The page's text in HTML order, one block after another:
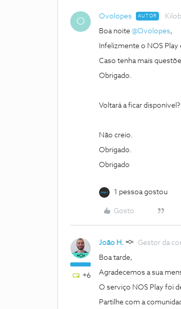
O Ovolopes AUTOR
Boa noite ​ @Ovolopes,
Infelizmente o NOS
Caso tenha mais
Obrigado.
Voltará a ficar disponível?
Não creio.
Obrigado.
Obrigado
1 pessoa gostou
Gosto
+6
João H. Gestor da
Boa tarde,
Agradecemos a sua
O serviço NOS Play foi
Partilhe com a